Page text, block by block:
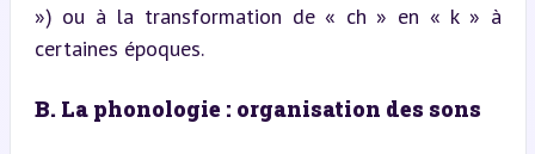
») ou à la transformation de « ch » en « k » à
certaines époques.
B. La phonologie : organisation des sons